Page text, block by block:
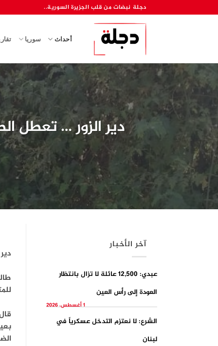
للمحتوى
دجلة نبضات من قلب الجزيرة السورية..
أحداث سوريا
دير الزور … تعطل
آخر الأخبار
عبدي: 12,500 عائلة لا تزال بانتظار
العودة إلى رأس العين
1 أغسطس، 2026
الشرع: لا نعتزم التدخل عسكرياً في
لبنان